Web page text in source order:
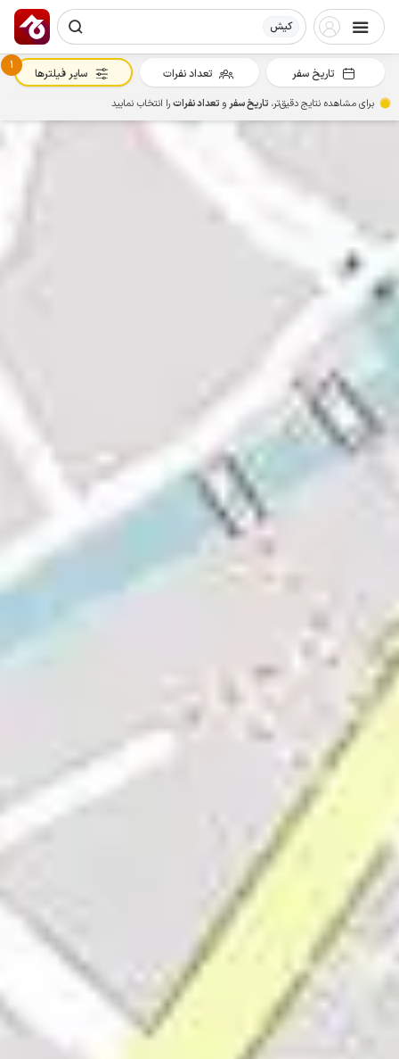
کیش
تاریخ سفر تعداد نفرات
1
سایر فیلترها
برای مشاهده نتایج دقیق‌تر، تاریخ سفرو تعداد نفراترا انتخاب نمایید